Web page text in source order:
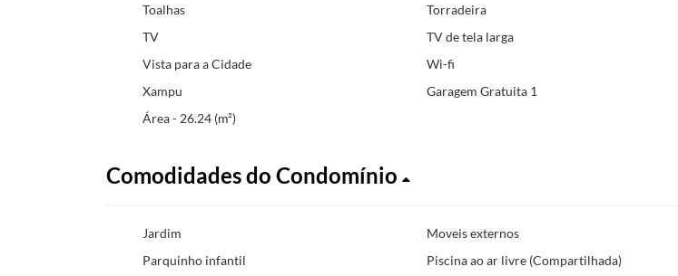
Toalhas
Torradeira
TV
TV de tela larga
Vista para a Cidade
Wi-fi
Xampu
Garagem Gratuita 1
Área - 26.24 (m²)
Comodidades do Condomínio
Jardim
Moveis externos
Parquinho infantil
Piscina ao ar livre (Compartilhada)